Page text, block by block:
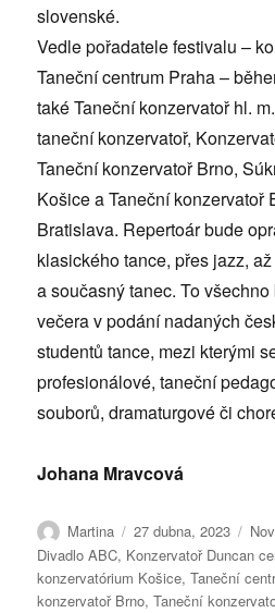
slovenské.
Vedle pořadatele festivalu –
Taneční centrum Praha –
také Taneční konzervatoř hl.
taneční konzervatoř,
Taneční konzervatoř Brno,
Košice a Taneční konzervatoř
Bratislava. Repertoár bude
klasického tance, přes jazz,
a současný tanec. To
večera v podání nadaných
studentů tance, mezi kterými
profesionálové, taneční
souborů, dramaturgové či
Johana Mravcová
Autor:
Martina Publikováno:
27 dubna, 2023
Divadlo ABC, Konzervatoř Duncan
konzervatórium Košice,Taneční
konzervatoř Brno,Taneční